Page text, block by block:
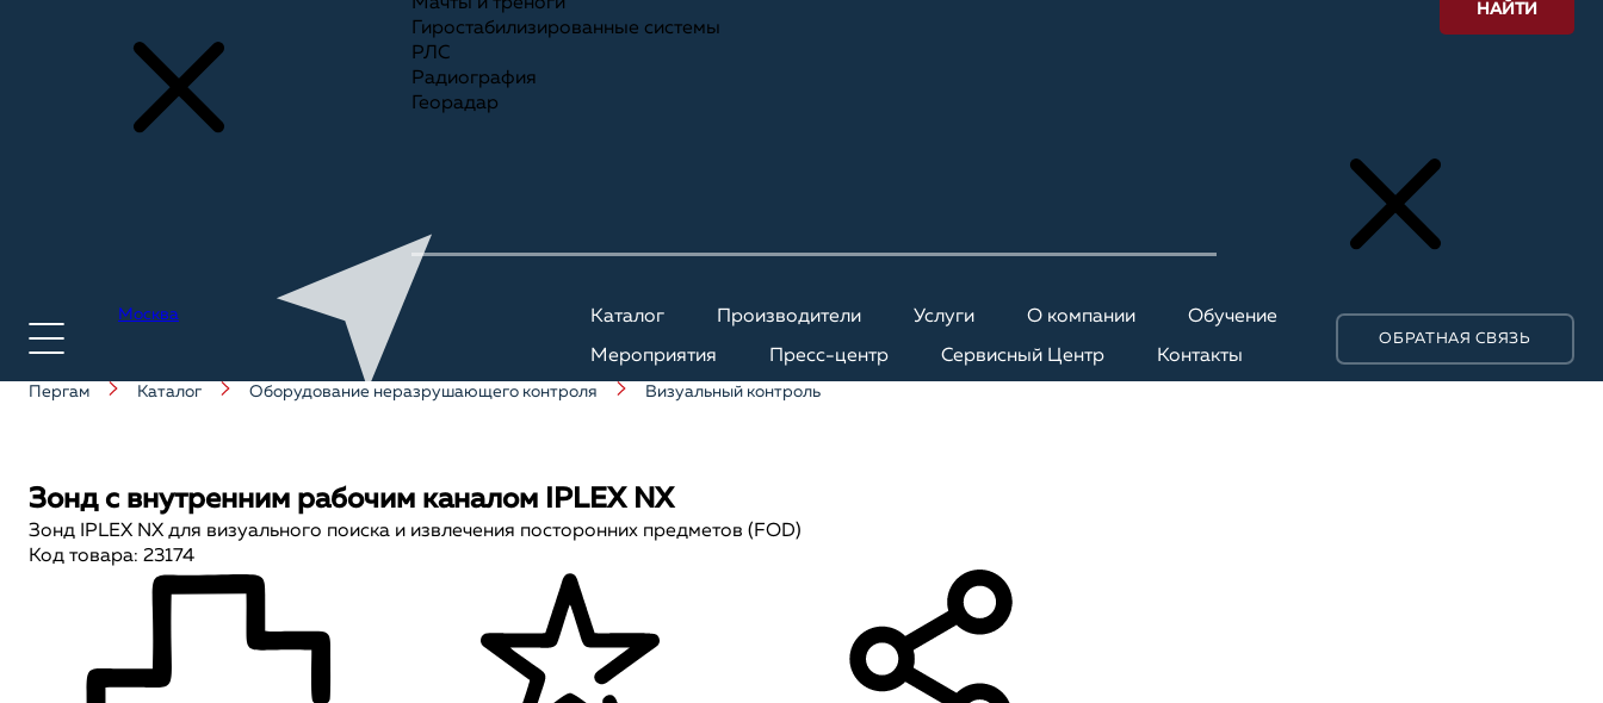
Москва Каталог Производители Услуги О компании Обучение
Мероприятия Пресс-центр Сервисный Центр Контакты
ОБРАТНАЯ СВЯЗЬ
Гиростабилизированные системы
РЛС
Радиография
Георадар
НАЙТИ
Пергам Каталог Оборудование неразрушающего контроля Визуальный контроль
Зонд с внутренним рабочим каналом IPLEX NX
Зонд IPLEX NX для визуального поиска и извлечения посторонних предметов (FOD)
Код товара: 23174